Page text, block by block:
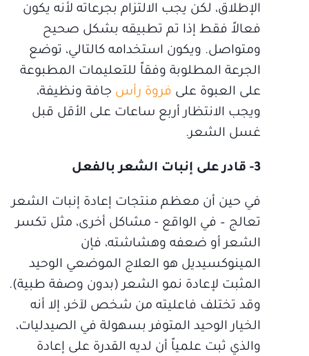
الإطلاق، لكن يجب الالتزام بجرعاته لأنه يكون
فعالاً فقط إذا تم تطبيقه بشكل صحيح
ومتواصل. ويكون استخدامه كالتالي، توضع
الجرعة المطلوبة وفقاً للتعليمات المطبوعة
على العبوة على فروة رأس جافة ونظيفة،
ويجب الانتظار أربع ساعات على الأقل قبل
غسل الشعر.
3- قادر على إنبات الشعر بالفعل
في حين أن معظم منتجات إعادة إنبات الشعر
تعالج – في الواقع - مشاكل أخرى، مثل تكسر
الشعر أو ضعفه وهشاشته، فإن
المينوكسيديل هو العلاج الموضعي الوحيد
المثبت لإعادة نمو الشعر (بدون وصفة طبية).
وقد تختلف فاعليته من شخص لآخر، إلا أنه
الخيار الوحيد المتوفر بسهولة في الصيدليات،
والذي ثبت علمياً أن لديه القدرة على إعادة